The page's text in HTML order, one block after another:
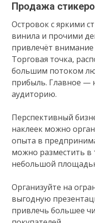
Продажа
Островок с яркими
винила и прочими
привлечёт
Торговая точка,
большим потоком
прибыль. Главное —
аудиторию.
Перспективный
наклеек можно
опыта в
можно разместить в
небольшой
Организуйте на
выгодную
привлечь большее